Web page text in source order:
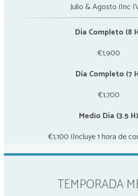
Julio & Agosto (Inc
Día Completo (8
€1,900
Día Completo (7
€1,700
Medio Día (3.5 H)
€1,100 (Incluye 1 hora de
TEMPORADA